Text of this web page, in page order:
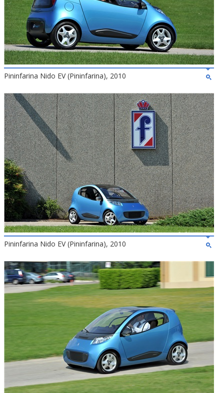
Pininfarina Nido EV (Pininfarina), 2010
Pininfarina Nido EV (Pininfarina), 2010